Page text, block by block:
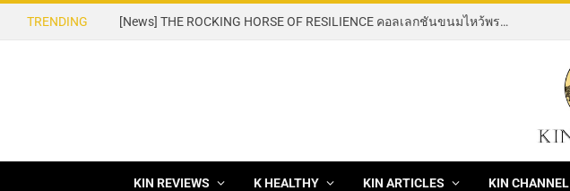
TRENDING [News] THE ROCKING HORSE OF RESILIENCE คอลเลกชันขนมไหว้พระจันทร์ mooncake ประจำปี 2569 จากBanyan Tree Bangkok 1 สิงหาคม – 25 กันยายน 2569
KIN REVIEWS K HEALTHY KIN ARTICLES KIN CHANNEL